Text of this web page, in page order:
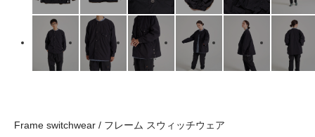
Frame switchwear / フレーム スウィッチウェア